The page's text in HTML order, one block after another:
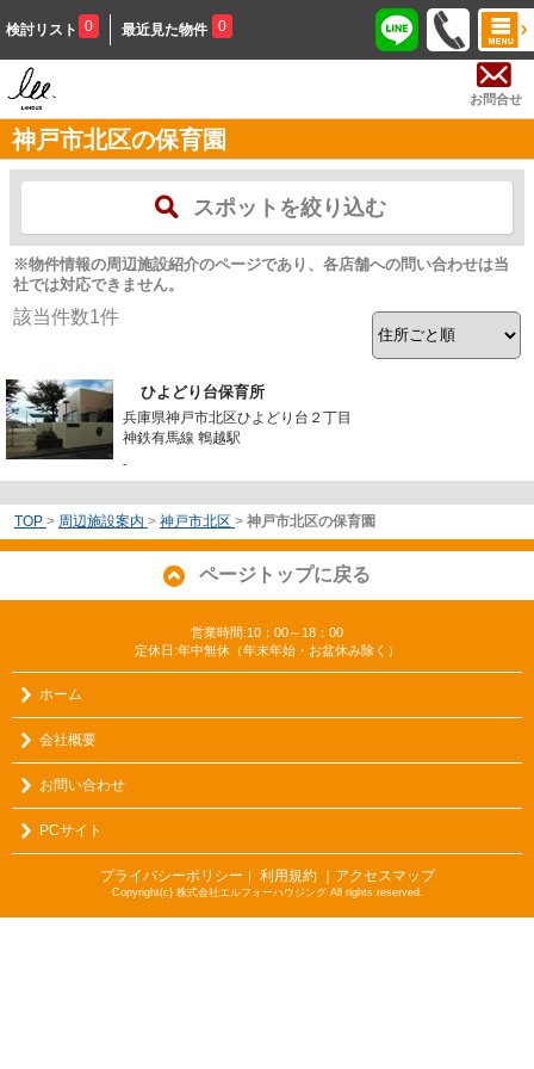
検討リスト 0 最近見た物件 0
お問合せ
神戸市北区の保育園
スポットを絞り込む
※物件情報の周辺施設紹介のページであり、各店舗への問い合わせは当
社では対応できません。
該当件数1件
ひよどり台保育所
兵庫県神戸市北区ひよどり台２丁目
神鉄有馬線 鵯越駅
-
TOP > 周辺施設案内 > 神戸市北区 > 神戸市北区の保育園
ページトップに戻る
営業時間:10：00～18：00
定休日:年中無休（年末年始・お盆休み除く）
ホーム
会社概要
お問い合わせ
PCサイト
プライバシーポリシー ｜ 利用規約 ｜アクセスマップ
Copyright(c) 株式会社エルフォーハウジング All rights reserved.